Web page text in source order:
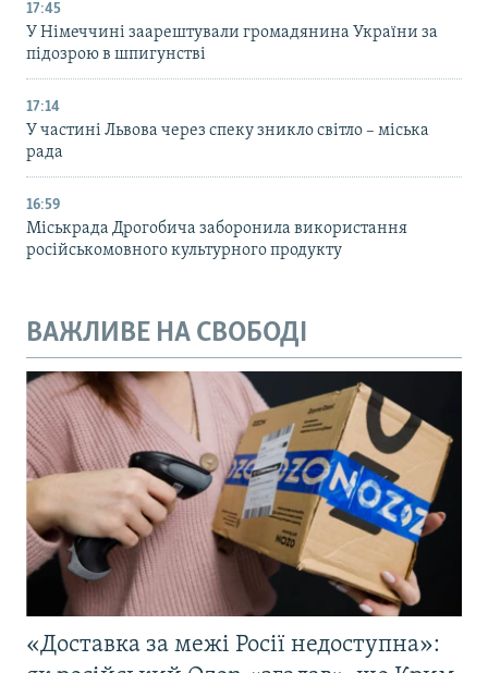
17:45
У Німеччині заарештували громадянина України за
підозрою в шпигунстві
17:14
У частині Львова через спеку зникло світло – міська
рада
16:59
Міськрада Дрогобича заборонила використання
російськомовного культурного продукту
ВАЖЛИВЕ НА СВОБОДІ
«Доставка за межі Росії недоступна»: